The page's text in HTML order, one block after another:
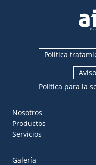
Política
Política para la
Nosotros
Productos
Servicios
Galería